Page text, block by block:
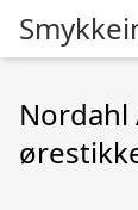
Nordahl